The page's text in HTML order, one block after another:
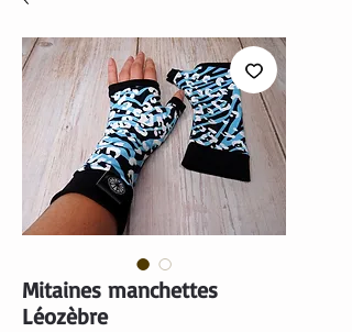
Mitaines manchettes
Léozèbre